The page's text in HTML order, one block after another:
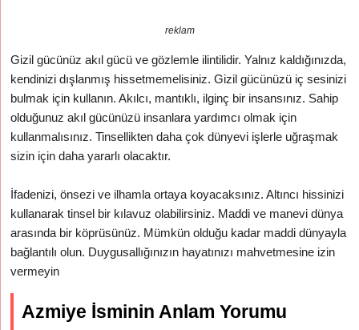
reklam
Gizil gücünüz akıl gücü ve gözlemle ilintilidir. Yalnız kaldığınızda,
kendinizi dışlanmış hissetmemelisiniz. Gizil gücünüzü iç sesinizi
bulmak için kullanın. Akılcı, mantıklı, ilginç bir insansınız. Sahip
olduğunuz akıl gücünüzü insanlara yardımcı olmak için
kullanmalısınız. Tinsellikten daha çok dünyevi işlerle uğraşmak
sizin için daha yararlı olacaktır.
İfadenizi, önsezi ve ilhamla ortaya koyacaksınız. Altıncı hissinizi
kullanarak tinsel bir kılavuz olabilirsiniz. Maddi ve manevi dünya
arasında bir köprüsünüz. Mümkün olduğu kadar maddi dünyayla
bağlantılı olun. Duygusallığınızın hayatınızı mahvetmesine izin
vermeyin
Azmiye İsminin Anlam Yorumu